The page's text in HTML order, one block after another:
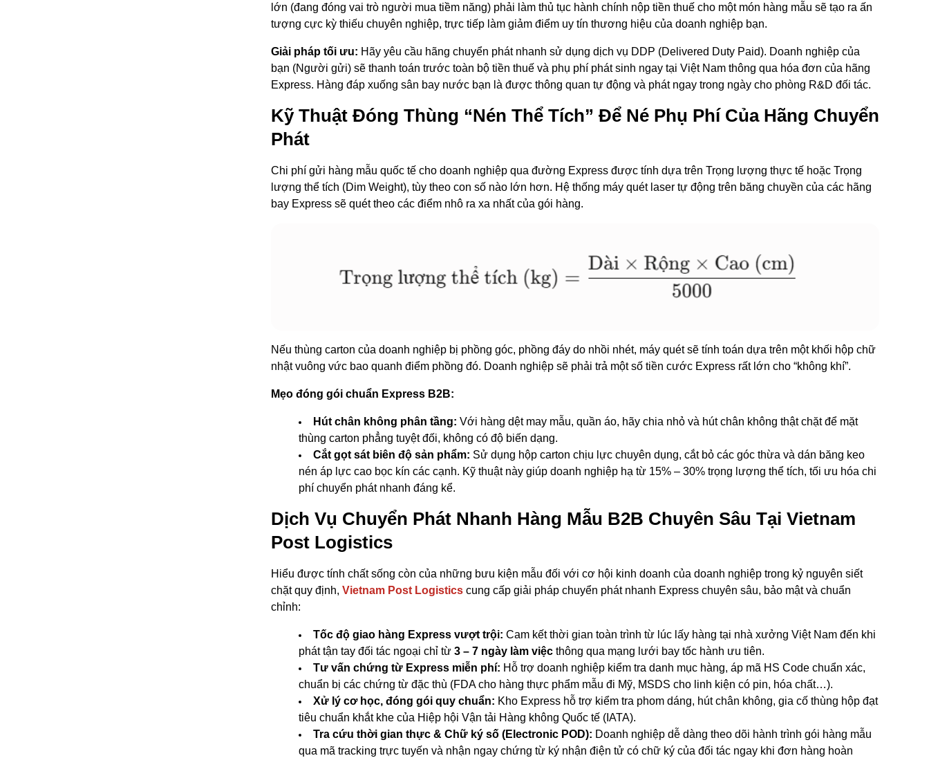
lớn (đang đóng vai trò người mua tiềm năng) phải làm thủ tục hành chính nộp tiền thuế cho một món hàng mẫu sẽ tạo ra ấn
tượng cực kỳ thiếu chuyên nghiệp, trực tiếp làm giảm điểm uy tín thương hiệu của doanh nghiệp bạn.
Giải pháp tối ưu: Hãy yêu cầu hãng chuyển phát nhanh sử dụng dịch vụ DDP (Delivered Duty Paid). Doanh nghiệp của
bạn (Người gửi) sẽ thanh toán trước toàn bộ tiền thuế và phụ phí phát sinh ngay tại Việt Nam thông qua hóa đơn của hãng
Express. Hàng đáp xuống sân bay nước bạn là được thông quan tự động và phát ngay trong ngày cho phòng R&D đối tác.
Kỹ Thuật Đóng Thùng “Nén Thể Tích” Để Né Phụ Phí Của Hãng Chuyển
Phát
Chi phí gửi hàng mẫu quốc tế cho doanh nghiệp qua đường Express được tính dựa trên Trọng lượng thực tế hoặc Trọng
lượng thể tích (Dim Weight), tùy theo con số nào lớn hơn. Hệ thống máy quét laser tự động trên băng chuyền của các hãng
bay Express sẽ quét theo các điểm nhô ra xa nhất của gói hàng.
Nếu thùng carton của doanh nghiệp bị phồng góc, phồng đáy do nhồi nhét, máy quét sẽ tính toán dựa trên một khối hộp chữ
nhật vuông vức bao quanh điểm phồng đó. Doanh nghiệp sẽ phải trả một số tiền cước Express rất lớn cho “không khí”.
Mẹo đóng gói chuẩn Express B2B:
Hút chân không phân tầng: Với hàng dệt may mẫu, quần áo, hãy chia nhỏ và hút chân không thật chặt để mặt
thùng carton phẳng tuyệt đối, không có độ biến dạng.
Cắt gọt sát biên độ sản phẩm: Sử dụng hộp carton chịu lực chuyên dụng, cắt bỏ các góc thừa và dán băng keo
nén áp lực cao bọc kín các cạnh. Kỹ thuật này giúp doanh nghiệp hạ từ 15% – 30% trọng lượng thể tích, tối ưu hóa chi
phí chuyển phát nhanh đáng kể.
Dịch Vụ Chuyển Phát Nhanh Hàng Mẫu B2B Chuyên Sâu Tại Vietnam
Post Logistics
Hiểu được tính chất sống còn của những bưu kiện mẫu đối với cơ hội kinh doanh của doanh nghiệp trong kỷ nguyên siết
chặt quy định, Vietnam Post Logistics cung cấp giải pháp chuyển phát nhanh Express chuyên sâu, bảo mật và chuẩn
chỉnh:
Tốc độ giao hàng Express vượt trội: Cam kết thời gian toàn trình từ lúc lấy hàng tại nhà xưởng Việt Nam đến khi
phát tận tay đối tác ngoại chỉ từ 3 – 7 ngày làm việc thông qua mạng lưới bay tốc hành ưu tiên.
Tư vấn chứng từ Express miễn phí: Hỗ trợ doanh nghiệp kiểm tra danh mục hàng, áp mã HS Code chuẩn xác,
chuẩn bị các chứng từ đặc thù (FDA cho hàng thực phẩm mẫu đi Mỹ, MSDS cho linh kiện có pin, hóa chất…).
Xử lý cơ học, đóng gói quy chuẩn: Kho Express hỗ trợ kiểm tra phom dáng, hút chân không, gia cố thùng hộp đạt
tiêu chuẩn khắt khe của Hiệp hội Vận tải Hàng không Quốc tế (IATA).
Tra cứu thời gian thực & Chữ ký số (Electronic POD): Doanh nghiệp dễ dàng theo dõi hành trình gói hàng mẫu
qua mã tracking trực tuyến và nhận ngay chứng từ ký nhận điện tử có chữ ký của đối tác ngay khi đơn hàng hoàn